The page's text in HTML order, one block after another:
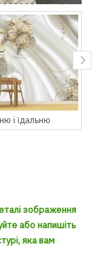
і їдальню
зображення
або напишіть
яка вам